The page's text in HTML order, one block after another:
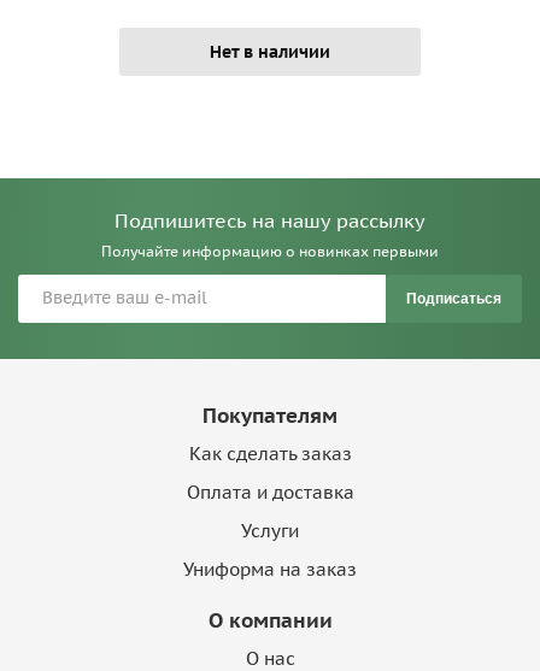
Нет в наличии
Подпишитесь на нашу рассылку
Получайте информацию о новинках первыми
Подписаться
Покупателям
Как сделать заказ
Оплата и доставка
Услуги
Униформа на заказ
О компании
О нас